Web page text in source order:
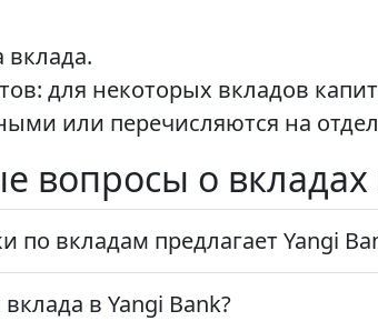
вклада.
для некоторых вкладов
или перечисляются на
вопросы о вкладах
по вкладам предлагает Yangi
в Yangi Bank?